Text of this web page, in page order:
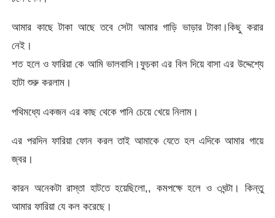
আমার কাছে টাকা আছে তবে সেটা আমার গাড়ি ভাড়ার টাকা।কিছু করার
নেই।
শত হলে ও ফারিয়া কে আমি ভালবাসি।ফুচকা এর বিল দিয়ে বাসা এর উদ্দেশ্যে
হাটা শুরু করলাম।
পথিমধ্যে একজন এর কাছ থেকে পানি চেয়ে খেয়ে নিলাম।
এর পরদিন ফারিয়া ফোন করল তাই আমাকে যেতে হল এদিকে আমার গায়ে
জ্বর।
কারন অনেকটা রাস্তা হাটতে হয়েছিলো,, কমপক্ষে হলে ও ৩ঘন্টা। কিন্তু
আমার ফারিয়া যে কল করেছে।